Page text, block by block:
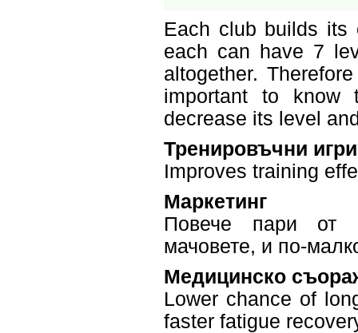
Each club builds its
each can have 7
altogether.
important to
decrease its level
Тренировъчни
Improves training
Маркетинг
Повече пари от
мачовете, и по-
Медицинско
Lower chance of
faster fatigue